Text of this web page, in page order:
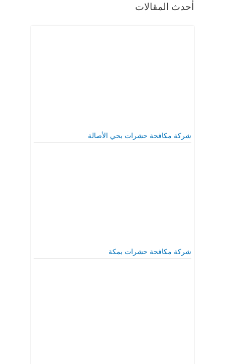
أحدث المقالات
شركة مكافحة حشرات بحي الأصالة
شركة مكافحة حشرات بمكة